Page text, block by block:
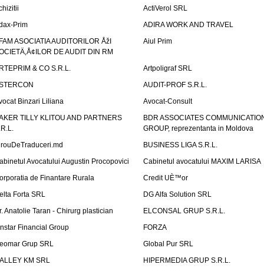
ActiVerol SRL
Prim
ADIRA WORK AND TRAVEL
ASOCIATIA AUDITORILOR ÅžI
DE AUDIT DIN RM
Aiul Prim
& CO S.R.L.
Artpoligraf SRL
AUDIT-PROF S.R.L.
Binzari Liliana
Avocat-Consult
TILLY KLITOU AND PARTNERS
BDR ASSOCIATES
GROUP, reprezentanta in Moldova
BUSINESS LIGA S.R.L.
Avocatului Augustin Procopovici
Cabinetul avocatului MAXIM LARISA
de Finantare Rurala
Credit UÈ™or
Forta SRL
DG Alfa Solution SRL
Anatolie Taran - Chirurg plastician
ELCONSAL GRUP S.R.L.
Financial Group
FORZA
Grup SRL
Global Pur SRL
KM SRL
HIPERMEDIA GRUP S.R.L.